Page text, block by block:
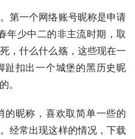
第一个网络账号昵称是申请
年少中二的非主流时期，取
，什么什么殇，这些现在一
扣出一个城堡的黑历史昵
。
昵称，喜欢取简单一些的
经常出现这样的情况，下载